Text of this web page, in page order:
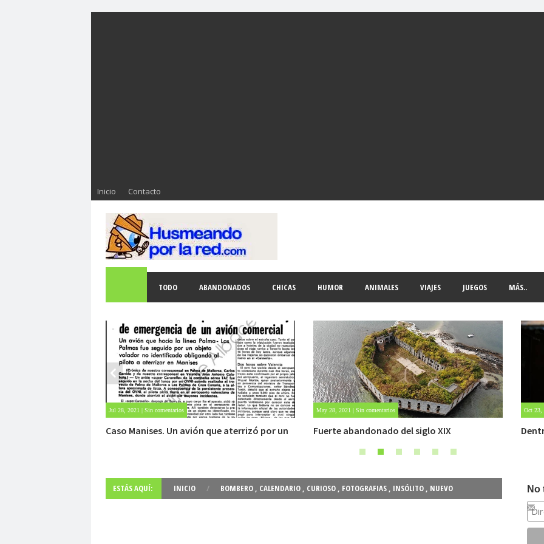
Inicio Contacto
TODO ABANDONADOS CHICAS HUMOR ANIMALES VIAJES JUEGOS MÁS..
May 28, 2021 | Sin comentarios
Fuerte abandonado del siglo XIX
Oct 23, 2020 | Sin comentarios
Dentro de un manicomio abandonado
Oct 22,
ESTÁS AQUÍ: INICIO / BOMBERO , CALENDARIO , CURIOSO , FOTOGRAFIAS , INSÓLITO , NUEVO No